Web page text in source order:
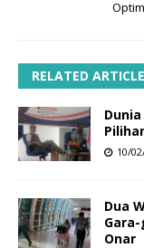
RELATED
10/
Dua
Onar